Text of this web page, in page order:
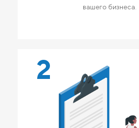
вашего бизнеса.
2